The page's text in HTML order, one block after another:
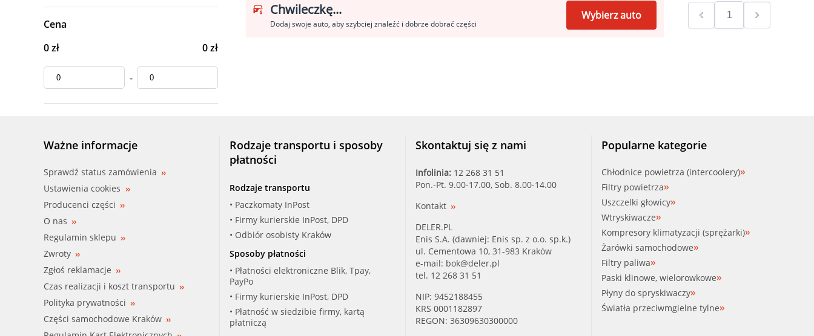
Cena
0 zł
0 zł
-
Chwileczkę...
Dodaj swoje auto, aby szybciej znaleźć i dobrze dobrać części
Wybierz auto
Ważne informacje
Sprawdź status zamówienia
Ustawienia cookies
Producenci części
O nas
Regulamin sklepu
Zwroty
Zgłoś reklamacje
Czas realizacji i koszt transportu
Polityka prywatności
Części samochodowe Kraków
Rodzaje transportu i sposoby
płatności
Rodzaje transportu
• Paczkomaty InPost
• Firmy kurierskie InPost, DPD
• Odbiór osobisty Kraków
Sposoby płatności
• Płatności elektroniczne Blik, Tpay,
PayPo
• Firmy kurierskie InPost, DPD
• Płatność w siedzibie firmy, kartą
płatniczą
Skontaktuj się z nami
Infolinia: 12 268 31 51
Pon.-Pt. 9.00-17.00, Sob. 8.00-14.00
Kontakt
DELER.PL
Enis S.A. (dawniej: Enis sp. z o.o. sp.k.)
ul. Cementowa 10, 31-983 Kraków
e-mail: bok@deler.pl
tel. 12 268 31 51
NIP: 9452188455
KRS 0001182897
REGON: 36309630300000
Popularne kategorie
Chłodnice powietrza (intercoolery)
Filtry powietrza
Uszczelki głowicy
Wtryskiwacze
Kompresory klimatyzacji (sprężarki)
Żarówki samochodowe
Filtry paliwa
Paski klinowe, wielorowkowe
Płyny do spryskiwaczy
Światła przeciwmgielne tylne